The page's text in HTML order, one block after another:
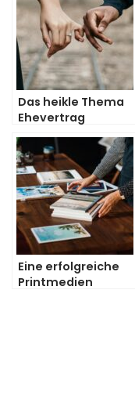
Das heikle Thema
Ehevertrag
Eine erfolgreiche
Printmedien